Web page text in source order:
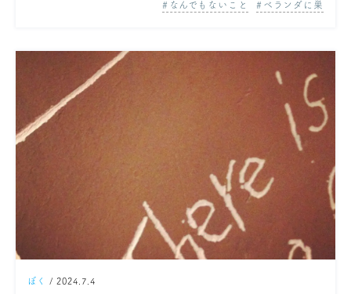
なんでもないこと ベランダに巣
ぼく / 2024.7.4